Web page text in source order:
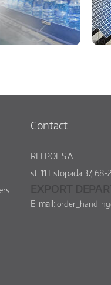
Contact
RELPOL S.A.
st. 11 Listopada 37,68-
E-mail: